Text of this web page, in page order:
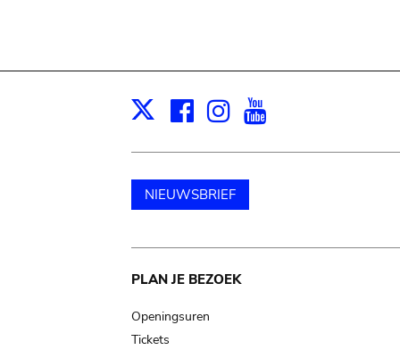
X Facebook
Instagram
NIEUWSBRIEF
Main
navigation
PLAN JE BEZOEK
Openingsuren
Tickets